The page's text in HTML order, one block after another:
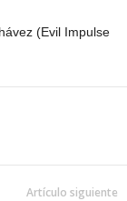
(Evil Impulse
Artículo siguiente